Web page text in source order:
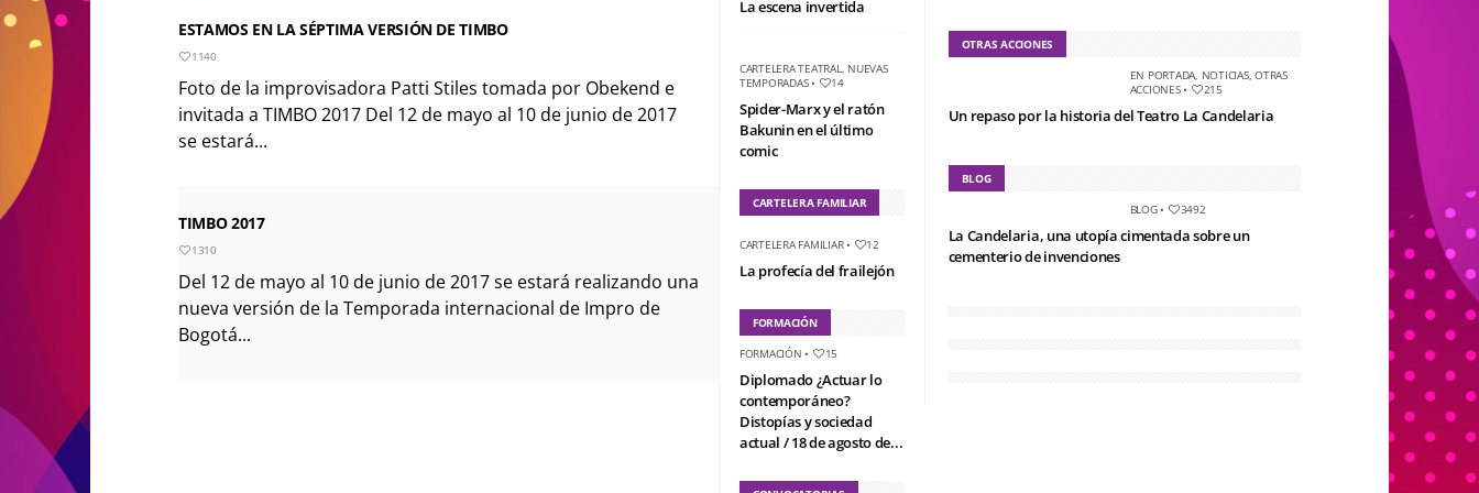
ESTAMOS EN LA SÉPTIMA VERSIÓN DE TIMBO
1140
Foto de la improvisadora Patti Stiles tomada por Obekend e
invitada a TIMBO 2017 Del 12 de mayo al 10 de junio de 2017
se estará...
TIMBO 2017
1310
Del 12 de mayo al 10 de junio de 2017 se estará realizando una
nueva versión de la Temporada internacional de Impro de
Bogotá...
La escena invertida
CARTELERA TEATRAL, NUEVAS
TEMPORADAS• 14
Spider-Marx y el ratón
Bakunin en el último
comic
CARTELERA FAMILIAR
CARTELERA FAMILIAR• 12
La profecía del frailejón
FORMACIÓN
FORMACIÓN • 15
Diplomado ¿Actuar lo
contemporáneo?
Distopías y sociedad
actual / 18 de agosto de...
OTRAS ACCIONES
EN PORTADA, NOTICIAS,OTRAS
ACCIONES• 215
Un repaso por la historia del Teatro La Candelaria
BLOG
BLOG• 3492
La Candelaria, una utopía cimentada sobre un
cementerio de invenciones